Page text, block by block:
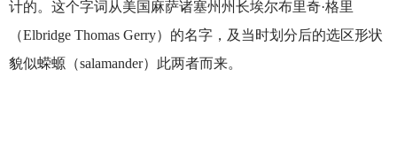
计的。这个字词从美国麻萨诸塞州州长埃尔布里奇·格里
（Elbridge Thomas Gerry）的名字，及当时划分后的选区形状
貌似蝾螈（salamander）此两者而来。